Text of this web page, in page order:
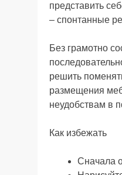
представить
– спонтанные
Без грамотно
решить
размещения
неудобствам в
Как избежать
Сначала